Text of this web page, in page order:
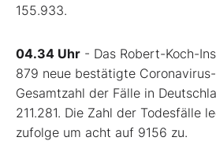
155.933.
04.34 Uhr - Das Robert-Koch-
879 neue bestätigte
Gesamtzahl der Fälle in
211.281. Die Zahl der Todesfälle
zufolge um acht auf 9156 zu.